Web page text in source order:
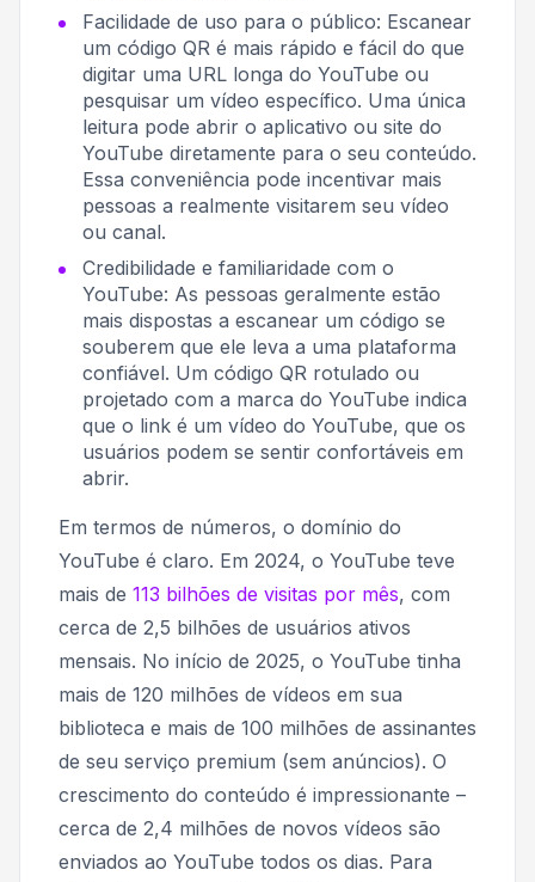
Facilidade de uso para o público: Escanear
um código QR é mais rápido e fácil do que
digitar uma URL longa do YouTube ou
pesquisar um vídeo específico. Uma única
leitura pode abrir o aplicativo ou site do
YouTube diretamente para o seu conteúdo.
Essa conveniência pode incentivar mais
pessoas a realmente visitarem seu vídeo
ou canal.
Credibilidade e familiaridade com o
YouTube: As pessoas geralmente estão
mais dispostas a escanear um código se
souberem que ele leva a uma plataforma
confiável. Um código QR rotulado ou
projetado com a marca do YouTube indica
que o link é um vídeo do YouTube, que os
usuários podem se sentir confortáveis ​​em
abrir.
Em termos de números, o domínio do
YouTube é claro. Em 2024, o YouTube teve
mais de 113 bilhões de visitas por mês, com
cerca de 2,5 bilhões de usuários ativos
mensais. No início de 2025, o YouTube tinha
mais de 120 milhões de vídeos em sua
biblioteca e mais de 100 milhões de assinantes
de seu serviço premium (sem anúncios). O
crescimento do conteúdo é impressionante –
cerca de 2,4 milhões de novos vídeos são
enviados ao YouTube todos os dias. Para